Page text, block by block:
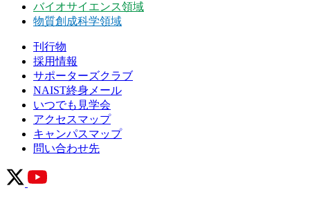
バイオサイエンス領域
物質創成科学領域
刊行物
採用情報
サポーターズクラブ
NAIST終身メール
いつでも見学会
アクセスマップ
キャンパスマップ
問い合わせ先